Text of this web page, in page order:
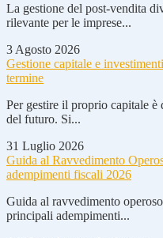
La gestione del post-vendita
rilevante per le imprese...
3 Agosto 2026
Gestione capitale e
termine
Per gestire il proprio capitale è
del futuro. Si...
31 Luglio 2026
Guida al Ravvedimento
adempimenti fiscali 2026
Guida al ravvedimento
principali adempimenti...